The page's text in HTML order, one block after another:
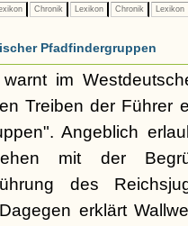
Chronik Lexikon Chronik Lexikon
Pfadfindergruppen
warnt im
Treiben der Führer
Angeblich
mit der
des
erklärt